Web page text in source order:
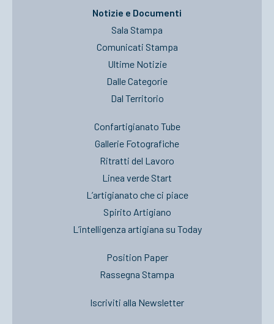
Notizie e Documenti
Sala Stampa
Comunicati Stampa
Ultime Notizie
Dalle Categorie
Dal Territorio
Confartigianato Tube
Gallerie Fotografiche
Ritratti del Lavoro
Linea verde Start
L’artigianato che ci piace
Spirito Artigiano
L’intelligenza artigiana su Today
Position Paper
Rassegna Stampa
Iscriviti alla Newsletter